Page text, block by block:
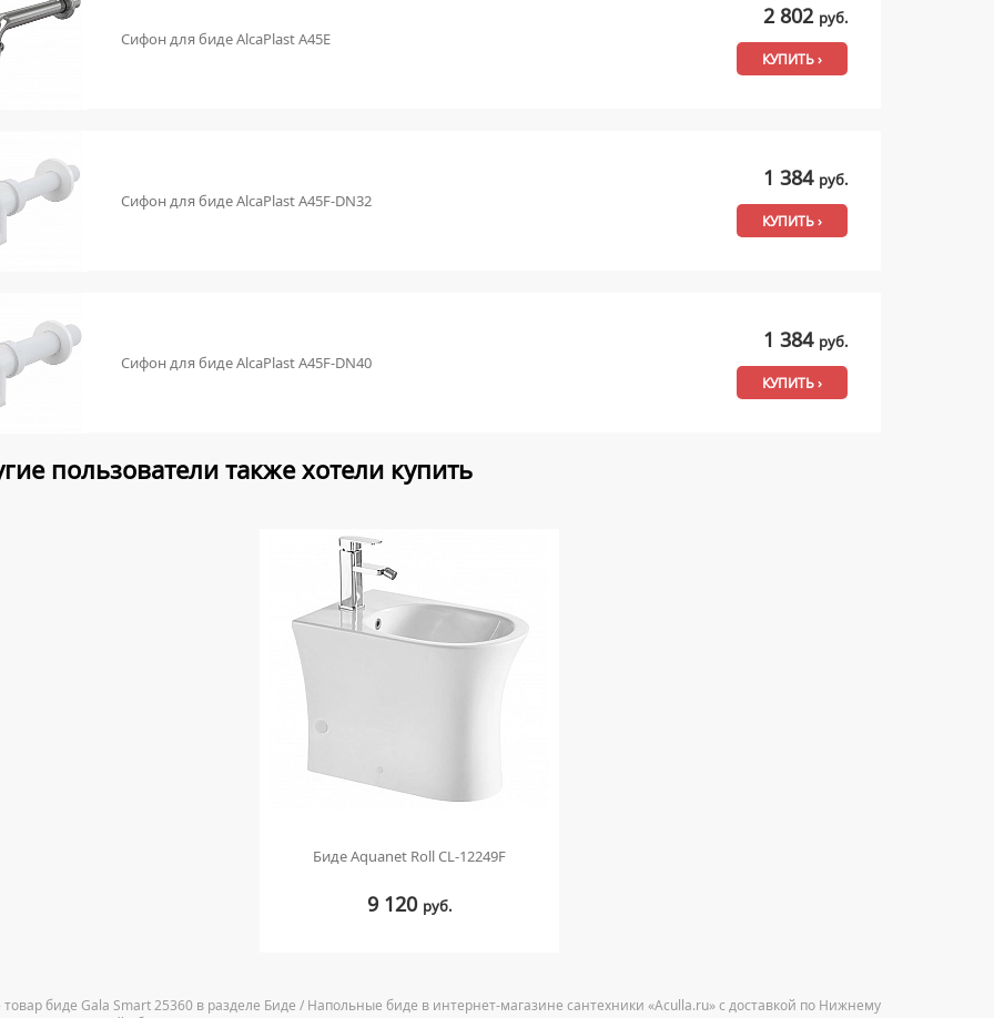
Сифон для биде AlcaPlast A45E
2 802 руб.
КУПИТЬ ›
Сифон для биде AlcaPlast A45F-DN32
1 384 руб.
КУПИТЬ ›
Сифон для биде AlcaPlast A45F-DN40
1 384 руб.
КУПИТЬ ›
пользователи также хотели купить
Биде Aquanet Roll CL-12249F
9 120 руб.
биде Gala Smart 25360 в разделе Биде / Напольные биде в интернет-магазине сантехники «Aculla.ru» с доставкой по Нижнему